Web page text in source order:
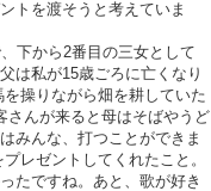
トを渡そうと考えていま
下から2番目の三女として
は私が15歳ごろに亡くなり
操りながら畑を耕していた
さんが来ると母はそばやうど
みんな、打つことができま
レゼントしてくれたこと。
たですね。あと、歌が好き